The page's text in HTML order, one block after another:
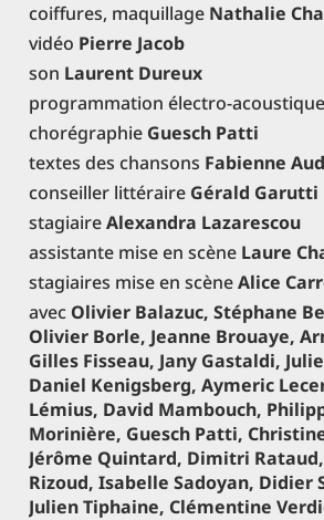
coiffures, maquillage Nathalie
vidéo Pierre Jacob
son Laurent Dureux
programmation électro-acoustique
chorégraphie Guesch Patti
textes des chansons Fabienne
conseiller littéraire Gérald Garutti
stagiaireAlexandra Lazarescou
assistante mise en scène Laure
stagiaires mise en scèneAlice
avec Olivier Balazuc, Stéphane
Olivier Borle, Jeanne Brouaye,
Gilles Fisseau, Jany Gastaldi,
Daniel Kenigsberg, Aymeric
Lémius, David Mambouch,
Morinière, Guesch Patti,
Jérôme Quintard, Dimitri
Rizoud, Isabelle Sadoyan, Didier
Julien Tiphaine, Clémentine